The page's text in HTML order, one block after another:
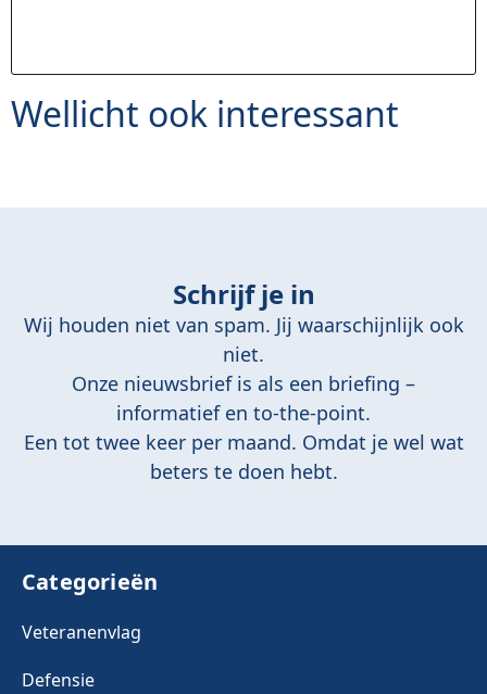
Wellicht ook interessant
Schrijf je in
Wij houden niet van spam. Jij waarschijnlijk ook
niet.
Onze nieuwsbrief is als een briefing –
informatief en to-the-point.
Een tot twee keer per maand. Omdat je wel wat
beters te doen hebt.
Categorieën
Veteranenvlag
Defensie